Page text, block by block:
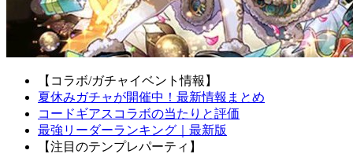
【コラボ/ガチャイベント情報】
夏休みガチャが開催中！最新情報まとめ
コードギアスコラボの当たりと評価
最強リーダーランキング｜最新版
【注目のテンプレパーティ】